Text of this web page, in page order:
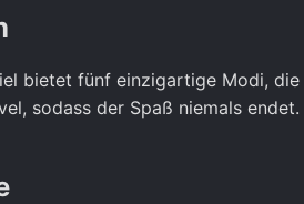
bietet fünf einzigartige Modi,
sodass der Spaß niemals